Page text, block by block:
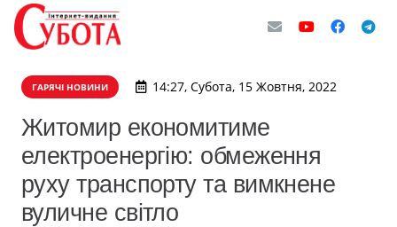
ГАРЯЧІ НОВИНИ 14:27, Субота, 15 Жовтня, 2022
Житомир економитиме
електроенергію: обмеження
руху транспорту та вимкнене
вуличне світло